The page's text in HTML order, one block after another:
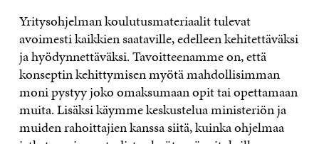
Yritysohjelman koulutusmateriaalit tulevat
avoimesti kaikkien saataville, edelleen kehitettäväksi
ja hyödynnettäväksi. Tavoitteenamme on, että
konseptin kehittymisen myötä mahdollisimman
moni pystyy joko omaksumaan opit tai opettamaan
muita. Lisäksi käymme keskustelua ministeriön ja
muiden rahoittajien kanssa siitä, kuinka ohjelmaa